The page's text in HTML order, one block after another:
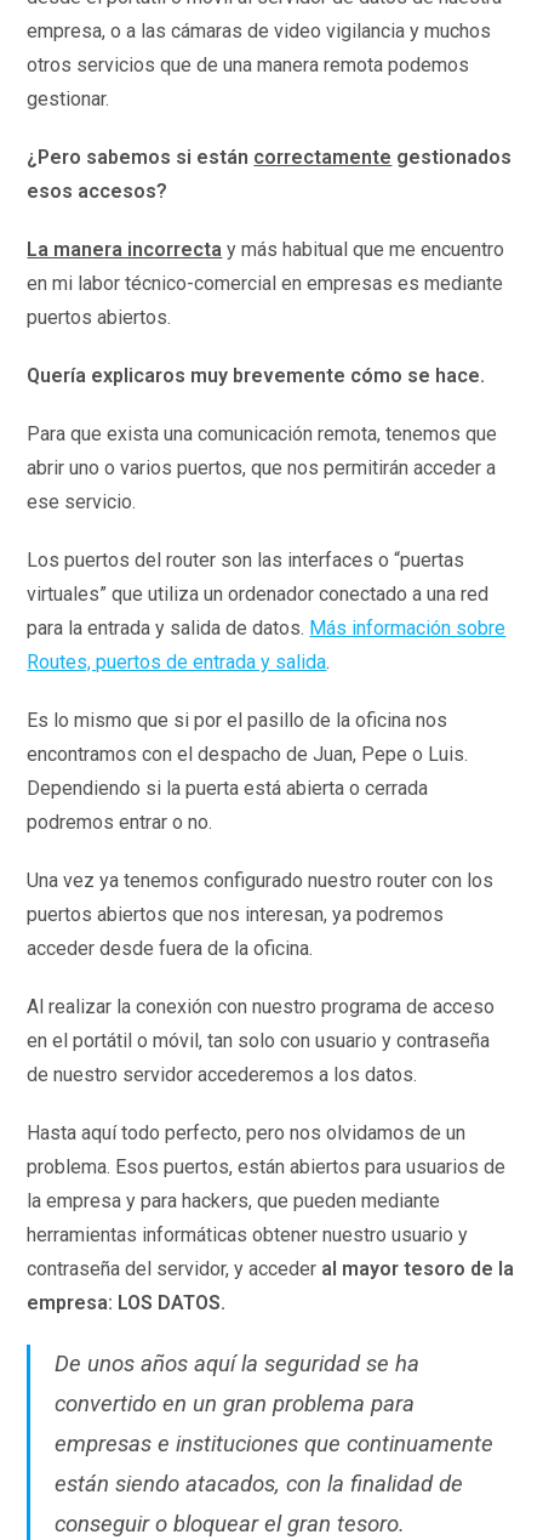
empresa, o a las cámaras de video vigilancia y muchos
otros servicios que de una manera remota podemos
gestionar.
¿Pero sabemos si están correctamente gestionados
esos accesos?
La manera incorrecta y más habitual que me encuentro
en mi labor técnico-comercial en empresas es mediante
puertos abiertos.
Quería explicaros muy brevemente cómo se hace.
Para que exista una comunicación remota, tenemos que
abrir uno o varios puertos, que nos permitirán acceder a
ese servicio.
Los puertos del router son las interfaces o “puertas
virtuales” que utiliza un ordenador conectado a una red
para la entrada y salida de datos. Más información sobre
Routes, puertos de entrada y salida.
Es lo mismo que si por el pasillo de la oficina nos
encontramos con el despacho de Juan, Pepe o Luis.
Dependiendo si la puerta está abierta o cerrada
podremos entrar o no.
Una vez ya tenemos configurado nuestro router con los
puertos abiertos que nos interesan, ya podremos
acceder desde fuera de la oficina.
Al realizar la conexión con nuestro programa de acceso
en el portátil o móvil, tan solo con usuario y contraseña
de nuestro servidor accederemos a los datos.
Hasta aquí todo perfecto, pero nos olvidamos de un
problema. Esos puertos, están abiertos para usuarios de
la empresa y para hackers, que pueden mediante
herramientas informáticas obtener nuestro usuario y
contraseña del servidor, y acceder al mayor tesoro de la
empresa: LOS DATOS.
De unos años aquí la seguridad se ha
convertido en un gran problema para
empresas e instituciones que continuamente
están siendo atacados, con la finalidad de
conseguir o bloquear el gran tesoro.